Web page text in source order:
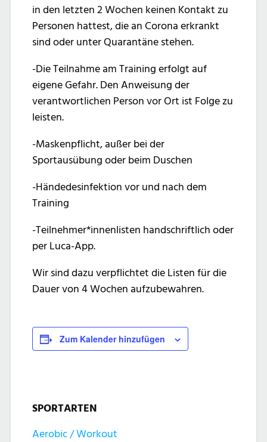
in den letzten 2 Wochen keinen Kontakt zu
Personen hattest, die an Corona erkrankt
sind oder unter Quarantäne stehen.
-Die Teilnahme am Training erfolgt auf
eigene Gefahr. Den Anweisung der
verantwortlichen Person vor Ort ist Folge zu
leisten.
-Maskenpflicht, außer bei der
Sportausübung oder beim Duschen
-Händedesinfektion vor und nach dem
Training
-Teilnehmer*innenlisten handschriftlich oder
per Luca-App.
Wir sind dazu verpflichtet die Listen für die
Dauer von 4 Wochen aufzubewahren.
Zum Kalender hinzufügen
SPORTARTEN
Aerobic / Workout